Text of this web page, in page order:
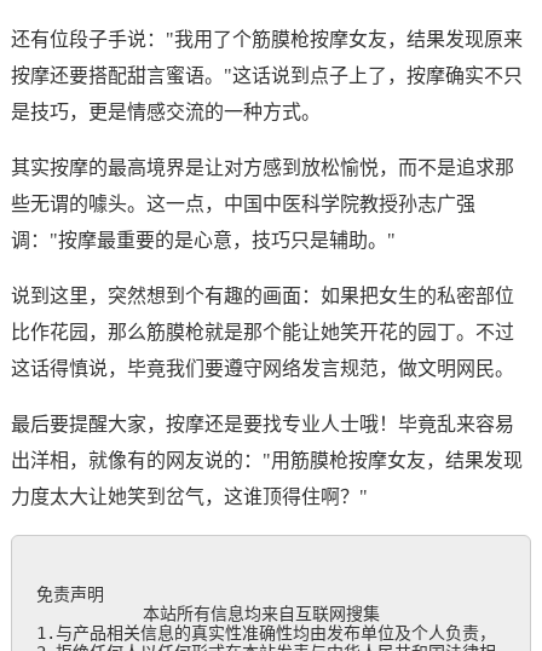
还有位段子手说："我用了个筋膜枪按摩女友，结果发现原来
按摩还要搭配甜言蜜语。"这话说到点子上了，按摩确实不只
是技巧，更是情感交流的一种方式。
其实按摩的最高境界是让对方感到放松愉悦，而不是追求那
些无谓的噱头。这一点，中国中医科学院教授孙志广强
调："按摩最重要的是心意，技巧只是辅助。"
说到这里，突然想到个有趣的画面：如果把女生的私密部位
比作花园，那么筋膜枪就是那个能让她笑开花的园丁。不过
这话得慎说，毕竟我们要遵守网络发言规范，做文明网民。
最后要提醒大家，按摩还是要找专业人士哦！毕竟乱来容易
出洋相，就像有的网友说的："用筋膜枪按摩女友，结果发现
力度太大让她笑到岔气，这谁顶得住啊？"
免责声明
本站所有信息均来自互联网搜集
1.与产品相关信息的真实性准确性均由发布单位及个人负责，